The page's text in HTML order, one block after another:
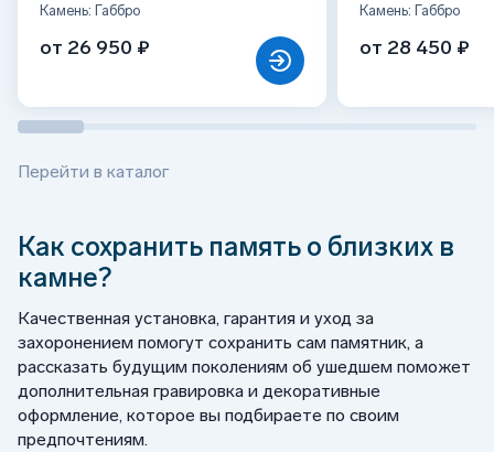
Камень: Габбро
от 26 950 ₽
Камень: Габбро
от 28 450 ₽
Перейти в каталог
Как сохранить память о близких в
камне?
Качественная установка, гарантия и уход за
захоронением помогут сохранить сам памятник, а
рассказать будущим поколениям об ушедшем поможет
дополнительная гравировка и декоративные
оформление, которое вы подбираете по своим
предпочтениям.